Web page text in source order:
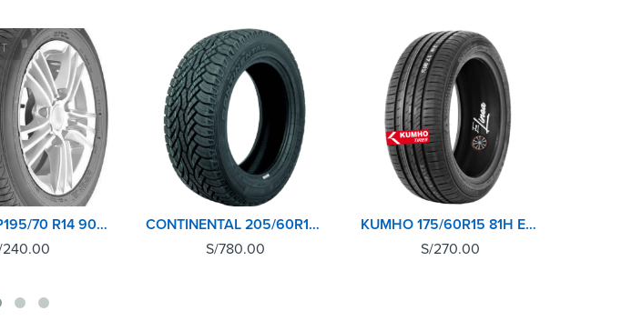
LLANTAS P195/70 R14 90T HTR T4 M+S SUMITOMO
240.00
CONTINENTAL 205/60R15 91H CROSSCONTACT AT
S/780.00
KUMHO 175/60R15 81H ECOWING ES31 TL
S/270.00